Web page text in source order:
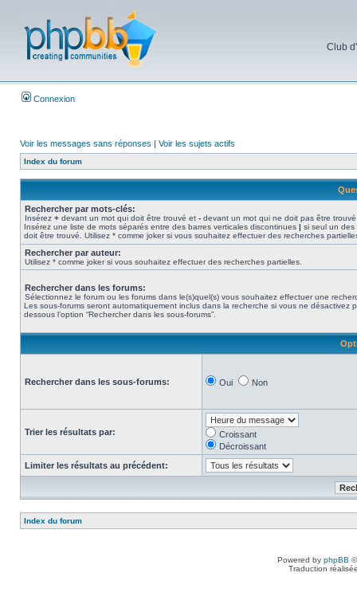
Club
Connexion
Voir les messages sans réponses | Voir les sujets actifs
Index du forum
Rechercher par mots-clés:
Insérez + devant un mot qui doit être trouvé et - devant un mot qui ne doit pas être
Insérez une liste de mots séparés entre des barres verticales discontinues | si seul un des
doit être trouvé. Utilisez * comme joker si vous souhaitez effectuer des recherches
Rechercher par auteur:
Utilisez * comme joker si vous souhaitez effectuer des recherches partielles.
Rechercher dans les forums:
Sélectionnez le forum ou les forums dans le(s)quel(s) vous souhaitez effectuer une
Les sous-forums seront automatiquement inclus dans la recherche si vous ne désactivez
dessous l’option “Rechercher dans les sous-forums”.
Rechercher dans les sous-forums: Oui Non
Trier les résultats par:
Croissant
Décroissant
Limiter les résultats au précédent:
Index du forum
Powered by phpBB
Traduction